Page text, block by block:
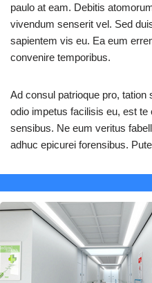
paulo at eam. Debitis
vivendum senserit vel. Sed
sapientem vis eu. Ea eum
convenire temporibus.
Ad consul patrioque pro, tation
odio impetus facilisis eu, est
sensibus. Ne eum veritus
adhuc epicurei forensibus.